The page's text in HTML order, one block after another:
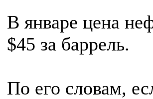
В январе цена
$45 за баррель.
По его словам,